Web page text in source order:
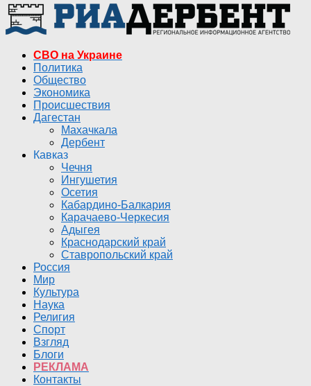
СВО на Украине
Политика
Общество
Экономика
Происшествия
Дагестан
Махачкала
Дербент
Кавказ
Чечня
Ингушетия
Осетия
Кабардино-Балкария
Карачаево-Черкесия
Адыгея
Краснодарский край
Ставропольский край
Россия
Мир
Культура
Наука
Религия
Спорт
Взгляд
Блоги
РЕКЛАМА
Контакты